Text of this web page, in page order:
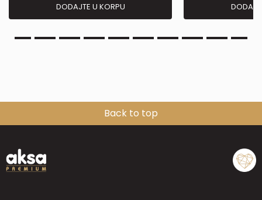
DODAJTE U KORPU
Back to top